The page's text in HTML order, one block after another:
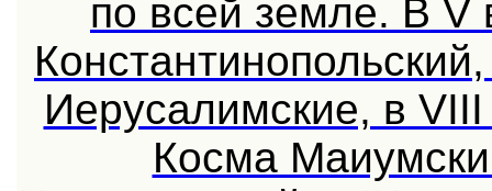
по всей земле. В V
Иерусалимские, в
Косма